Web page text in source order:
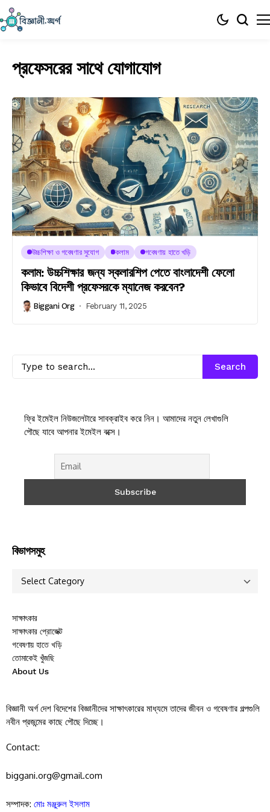
প্রফেসরের সাথে যোগাযোগ
উচ্চশিক্ষা ও গবেষণার সুযোগ কলাম গবেষণায় হাতে খড়ি
কলাম: উচ্চশিক্ষার জন্য স্কলারশিপ পেতে বাংলাদেশী ফেলো
কিভাবে বিদেশী প্রফেসরকে ম্যানেজ করবেন?
Biggani Org February 11, 2025
Search
ফ্রি ইমেইল নিউজলেটারে সাবক্রাইব করে নিন। আমাদের নতুন লেখাগুলি
পৌছে যাবে আপনার ইমেইল বক্সে।
বিভাগসমুহ
সাক্ষাৎকার
সাক্ষাৎকার প্রোজেক্ট
গবেষণায় হাতে খড়ি
তোমাকেই খুঁজছি
About Us
বিজ্ঞানী অর্গ দেশ বিদেশের বিজ্ঞানীদের সাক্ষাৎকারের মাধ্যমে তাদের জীবন ও গবেষণার গল্পগুলি
নবীন প্রজন্মের কাছে পৌছে দিচ্ছে।
Contact:
biggani.org@gmail.com
সম্পাদক: মোঃ মঞ্জুরুল ইসলাম